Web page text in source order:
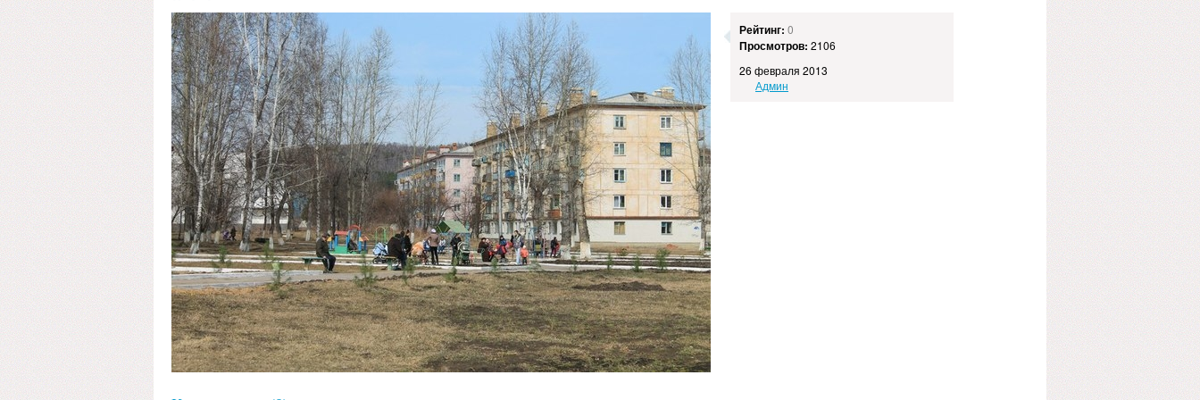
Рейтинг: 0
Просмотров: 2106
26 февраля 2013
Админ